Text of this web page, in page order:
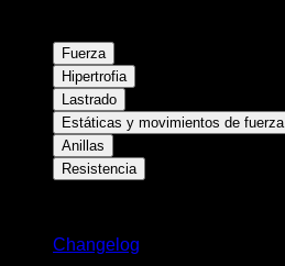
Fuerza
Hipertrofia
Lastrado
Estáticas y movimientos de fuerza
Anillas
Resistencia
Changelog